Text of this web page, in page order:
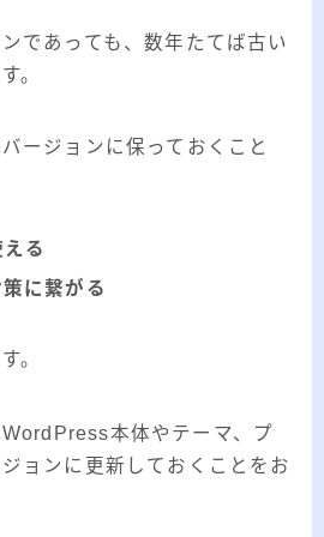
みきてぃ
であっても、数年たてば古い
。
ージョンに保っておくこと
る
に繋がる
。
本体やテーマ、プ
ョンに更新しておくことをお